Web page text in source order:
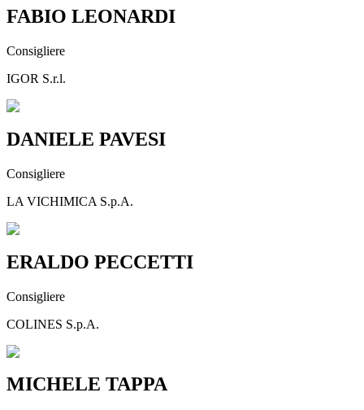
FABIO LEONARDI
Consigliere
IGOR S.r.l.
DANIELE PAVESI
Consigliere
LA VICHIMICA S.p.A.
ERALDO PECCETTI
Consigliere
COLINES S.p.A.
MICHELE TAPPA